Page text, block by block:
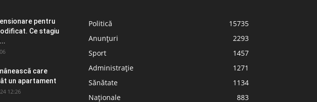
pentru
Ce stagiu
care
un apartament
12:26
Politică
15735
Anunțuri
2293
Sport
1457
Administrație
1271
Sănătate
1134
Naționale
883